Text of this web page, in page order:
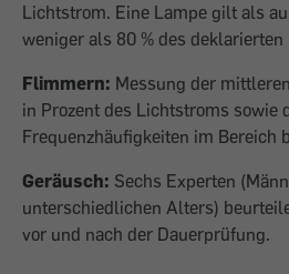
Lichtstrom. Eine Lampe gilt als
weniger als 80 % des
Flimmern: Messung der
in Prozent des Lichtstroms sowie
Frequenzhäufigkeiten im Bereich
Geräusch: Sechs Experten
unterschiedlichen Alters)
vor und nach der Dauerprüfung.